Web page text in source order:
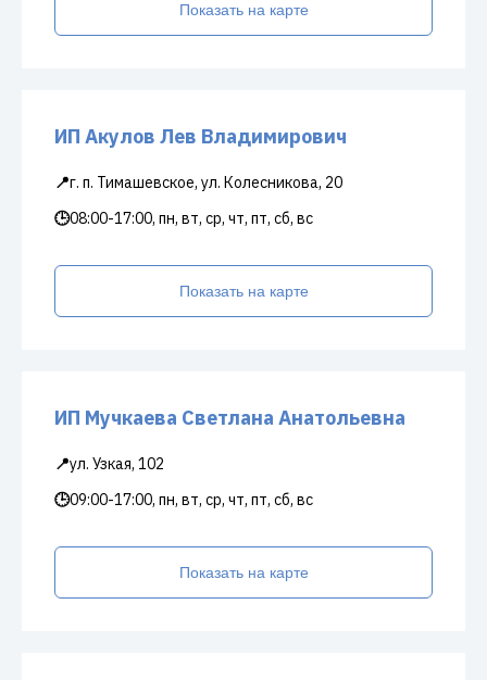
Показать на карте
ИП Акулов Лев Владимирович
📍г. п. Тимашевское, ул. Колесникова, 20
🕒08:00-17:00, пн, вт, ср, чт, пт, сб, вс
Показать на карте
ИП Мучкаева Светлана Анатольевна
📍ул. Узкая, 102
🕒09:00-17:00, пн, вт, ср, чт, пт, сб, вс
Показать на карте